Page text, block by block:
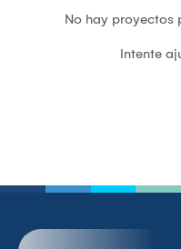
No hay proyectos
Intente